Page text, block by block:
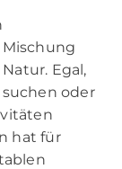
Egal,
oder
hat für